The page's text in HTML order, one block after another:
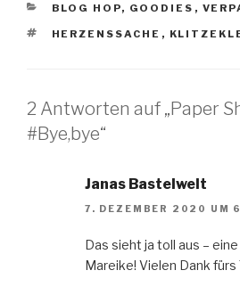
KATEGORIEN
BLOG HOP, GOODIES ,
SCHLAGWÖRTER
HERZENSSACHE ,
2 Antworten auf „Paper
#Bye,bye“
Janas Bastelwelt
7. DEZEMBER 2020 UM
Das sieht ja toll aus –
Mareike! Vielen Dank fürs